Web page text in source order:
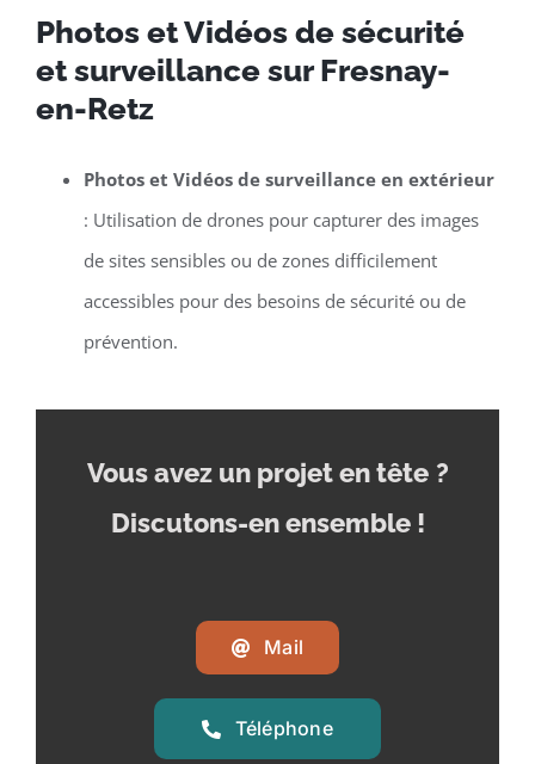
Photos et Vidéos de sécurité
et surveillance sur Fresnay-
en-Retz
Photos et Vidéos de surveillance en extérieur
: Utilisation de drones pour capturer des images
de sites sensibles ou de zones difficilement
accessibles pour des besoins de sécurité ou de
prévention.
Vous avez un projet en tête ?
Discutons-en ensemble !
Mail
Téléphone